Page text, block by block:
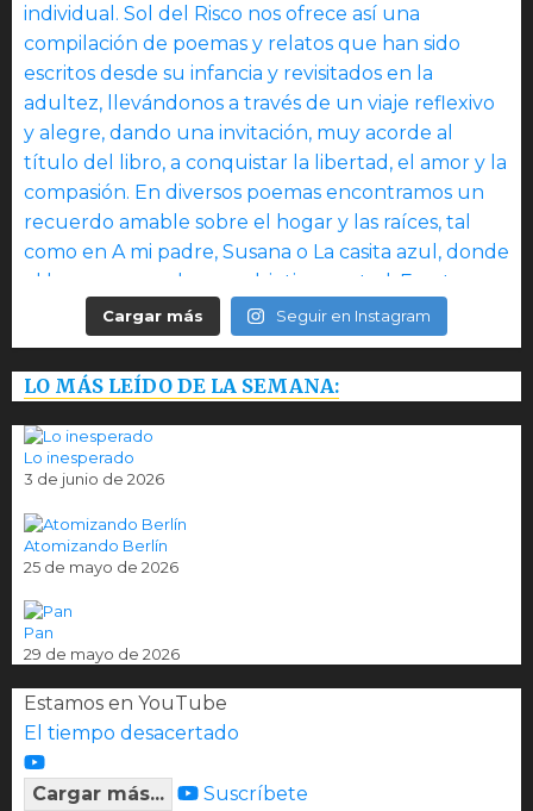
Cargar más Seguir en Instagram
LO MÁS LEÍDO DE LA SEMANA:
Lo inesperado
3 de junio de 2026
Atomizando Berlín
25 de mayo de 2026
Pan
29 de mayo de 2026
Estamos en YouTube
El tiempo desacertado
Cargar más... Suscríbete